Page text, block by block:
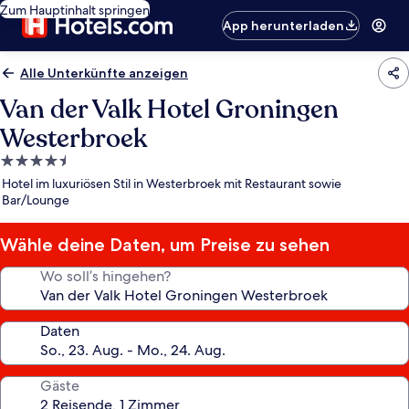
Zum Hauptinhalt springen
App herunterladen
Alle Unterkünfte anzeigen
Van der Valk Hotel Groningen
Westerbroek
4.5-
Sterne-
Unterkunft
Hotel im luxuriösen Stil in Westerbroek mit Restaurant sowie
Bar/Lounge
Wähle deine Daten, um Preise zu sehen
Wo soll’s hingehen?
Daten
Gäste